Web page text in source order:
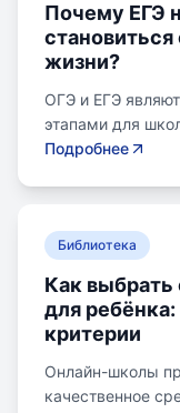
Почему ЕГЭ
жизни?
ОГЭ и ЕГЭ
этапами для
готовящихся к
старшего
помогает детям
личностные
профессию. В
уделяется
Подробнее
Библиотека
Как
для
критерии
Онлайн-школы
качественное